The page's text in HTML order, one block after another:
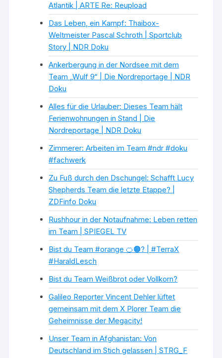
Atlantik | ARTE Re: Reupload
Das Leben, ein Kampf: Thaibox-
Weltmeister Pascal Schroth | Sportclub
Story | NDR Doku
Ankerbergung in der Nordsee mit dem
Team „Wulf 9“ | Die Nordreportage | NDR
Doku
Alles für die Urlauber: Dieses Team hält
Ferienwohnungen in Stand | Die
Nordreportage | NDR Doku
Zimmerer: Arbeiten im Team #ndr #doku
#fachwerk
Zu Fuß durch den Dschungel: Schafft Lucy
Shepherds Team die letzte Etappe? |
ZDFinfo Doku
Rushhour in der Notaufnahme: Leben retten
im Team | SPIEGEL TV
Bist du Team #orange 🍊🟠? | #TerraX
#HaraldLesch
Bist du Team Weißbrot oder Vollkorn?
Galileo Reporter Vincent Dehler lüftet
gemeinsam mit dem X Plorer Team die
Geheimnisse der Megacity!
Unser Team in Afghanistan: Von
Deutschland im Stich gelassen | STRG_F